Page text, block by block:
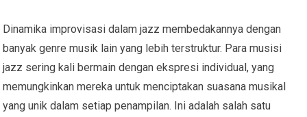
Dinamika improvisasi dalam jazz membedakannya dengan
banyak genre musik lain yang lebih terstruktur. Para musisi
jazz sering kali bermain dengan ekspresi individual, yang
memungkinkan mereka untuk menciptakan suasana musikal
yang unik dalam setiap penampilan. Ini adalah salah satu